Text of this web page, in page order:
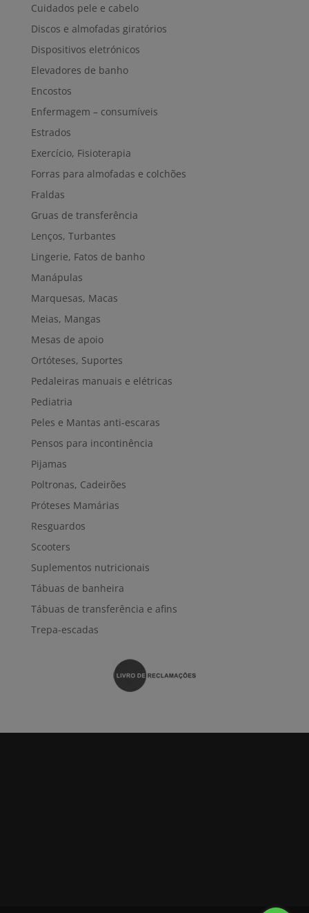
Cuidados pele e cabelo
Discos e almofadas giratórios
Dispositivos eletrónicos
Elevadores de banho
Encostos
Enfermagem – consumíveis
Estrados
Exercício, Fisioterapia
Forras para almofadas e colchões
Fraldas
Gruas de transferência
Lenços, Turbantes
Lingerie, Fatos de banho
Manápulas
Marquesas, Macas
Meias, Mangas
Mesas de apoio
Ortóteses, Suportes
Pedaleiras manuais e elétricas
Pediatria
Peles e Mantas anti-escaras
Pensos para incontinência
Pijamas
Poltronas, Cadeirões
Próteses Mamárias
Resguardos
Scooters
Suplementos nutricionais
Tábuas de banheira
Tábuas de transferência e afins
Trepa-escadas